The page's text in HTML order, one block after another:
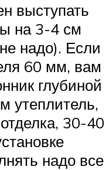
выступать
на 3-4 см
надо). Если
60 мм, вам
глубиной
утеплитель,
30-40
надо все